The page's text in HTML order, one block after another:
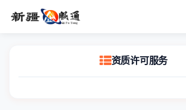
资质许可服务